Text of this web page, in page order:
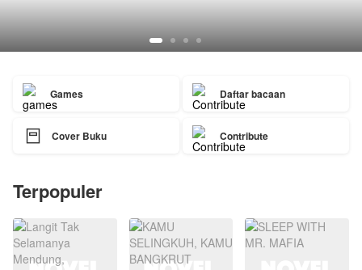
Games Daftar bacaan
 Cover Buku Contribute
Terpopuler